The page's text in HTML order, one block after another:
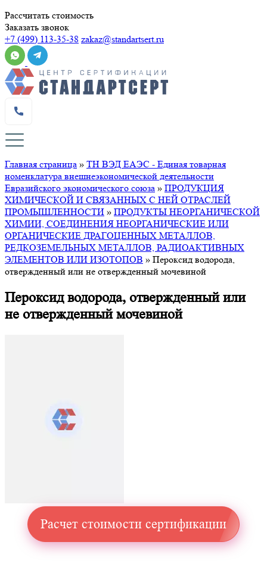
Рассчитать стоимость
Заказать звонок
+7 (499) 113-35-38 zakaz@standartsert.ru
Главная страница » ТН ВЭД ЕАЭС - Единая товарная
номенклатура внешнеэкономической деятельности
Евразийского экономического союза » ПРОДУКЦИЯ
ХИМИЧЕСКОЙ И СВЯЗАННЫХ С НЕЙ ОТРАСЛЕЙ
ПРОМЫШЛЕННОСТИ » ПРОДУКТЫ НЕОРГАНИЧЕСКОЙ
ХИМИИ, СОЕДИНЕНИЯ НЕОРГАНИЧЕСКИЕ ИЛИ
ОРГАНИЧЕСКИЕ ДРАГОЦЕННЫХ МЕТАЛЛОВ,
РЕДКОЗЕМЕЛЬНЫХ МЕТАЛЛОВ, РАДИОАКТИВНЫХ
ЭЛЕМЕНТОВ ИЛИ ИЗОТОПОВ » Пероксид водорода,
отвержденный или не отвержденный мочевиной
Пероксид водорода, отвержденный или
не отвержденный мочевиной
Расчет стоимости сертификации